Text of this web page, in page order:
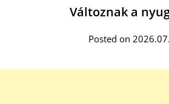
Változnak a
Posted on